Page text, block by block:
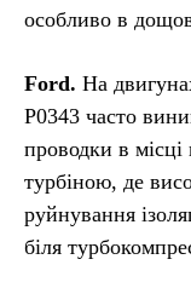
особливо в
Ford. На
P0343 часто
проводки в
турбіною, де
руйнування
біля